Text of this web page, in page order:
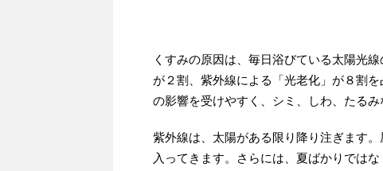
くすみの原因は、毎日浴びている太陽光線
が２割、紫外線による「光老化」が８割
の影響を受けやすく、シミ、しわ、たる
紫外線は、太陽がある限り降り注ぎます
入ってきます。さらには、夏ばかりでは